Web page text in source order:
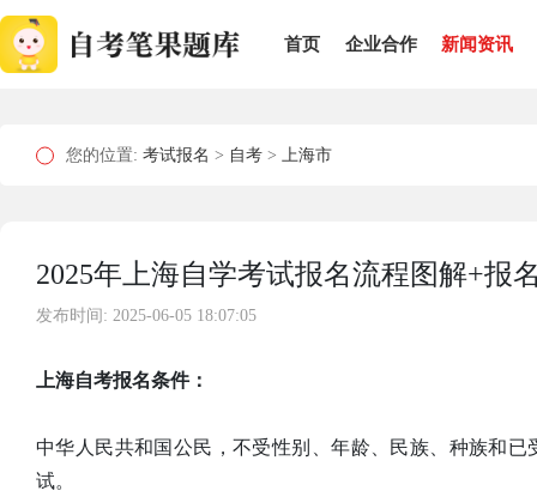
首页 企业合作 新闻资讯
您的位置: 考试报名 > 自考 > 上海市
2025年上海自学考试报名流程图解+报
发布时间: 2025-06-05 18:07:05
上海自考报名条件：
中华人民共和国公民，不受性别、年龄、民族、种族和
试。